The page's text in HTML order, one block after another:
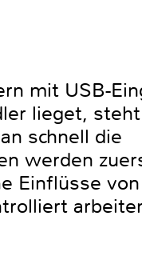
mit USB-
lieget,
schnell die
werden
Einflüsse